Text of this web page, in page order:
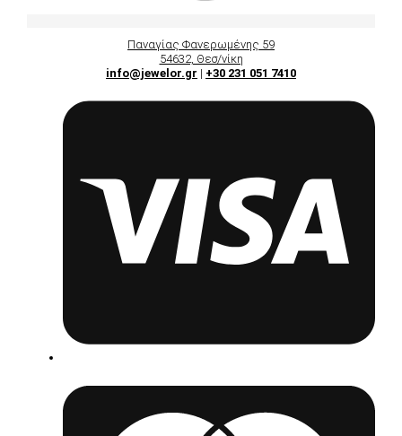
Παναγίας Φανερωμένης 59
54632, Θεσ/νίκη
info@jewelor.gr | +30 231 051 7410